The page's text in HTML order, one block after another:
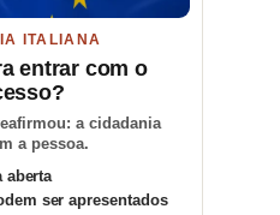
ITALIANA
entrar com o
a cidadania
a pessoa.
aberta
ser apresentados